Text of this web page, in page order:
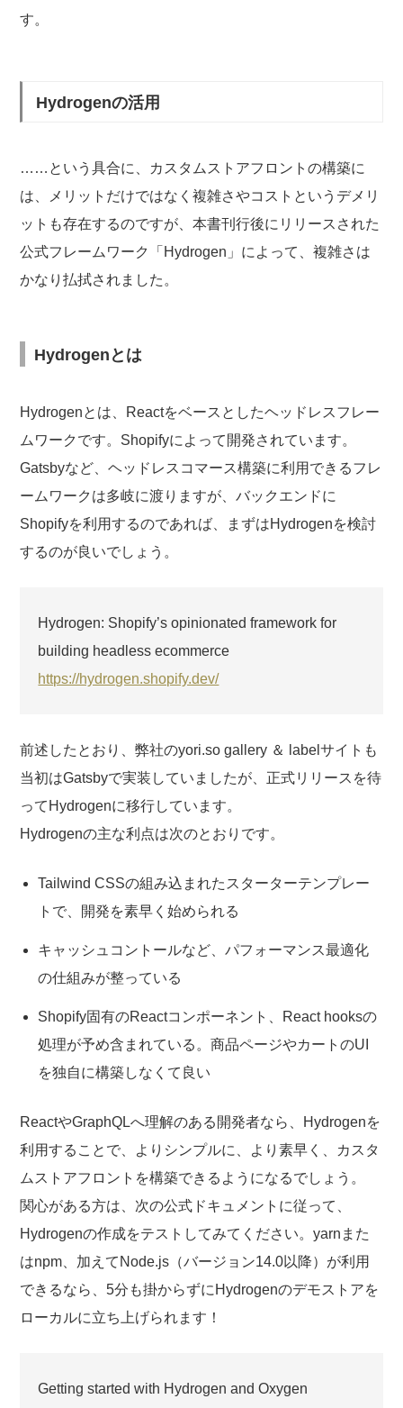
す。
Hydrogenの活用
……という具合に、カスタムストアフロントの構築に
は、メリットだけではなく複雑さやコストというデメリ
ットも存在するのですが、本書刊行後にリリースされた
公式フレームワーク「Hydrogen」によって、複雑さは
かなり払拭されました。
Hydrogenとは
Hydrogenとは、Reactをベースとしたヘッドレスフレー
ムワークです。Shopifyによって開発されています。
Gatsbyなど、ヘッドレスコマース構築に利用できるフレ
ームワークは多岐に渡りますが、バックエンドに
Shopifyを利用するのであれば、まずはHydrogenを検討
するのが良いでしょう。
Hydrogen: Shopify’s opinionated framework for
building headless ecommerce
https://hydrogen.shopify.dev/
前述したとおり、弊社のyori.so gallery ＆ labelサイトも
当初はGatsbyで実装していましたが、正式リリースを待
ってHydrogenに移行しています。
Hydrogenの主な利点は次のとおりです。
Tailwind CSSの組み込まれたスターターテンプレー
トで、開発を素早く始められる
キャッシュコントールなど、パフォーマンス最適化
の仕組みが整っている
Shopify固有のReactコンポーネント、React hooksの
処理が予め含まれている。商品ページやカートのUI
を独自に構築しなくて良い
ReactやGraphQLへ理解のある開発者なら、Hydrogenを
利用することで、よりシンプルに、より素早く、カスタ
ムストアフロントを構築できるようになるでしょう。
関心がある方は、次の公式ドキュメントに従って、
Hydrogenの作成をテストしてみてください。yarnまた
はnpm、加えてNode.js（バージョン14.0以降）が利用
できるなら、5分も掛からずにHydrogenのデモストアを
ローカルに立ち上げられます！
Getting started with Hydrogen and Oxygen